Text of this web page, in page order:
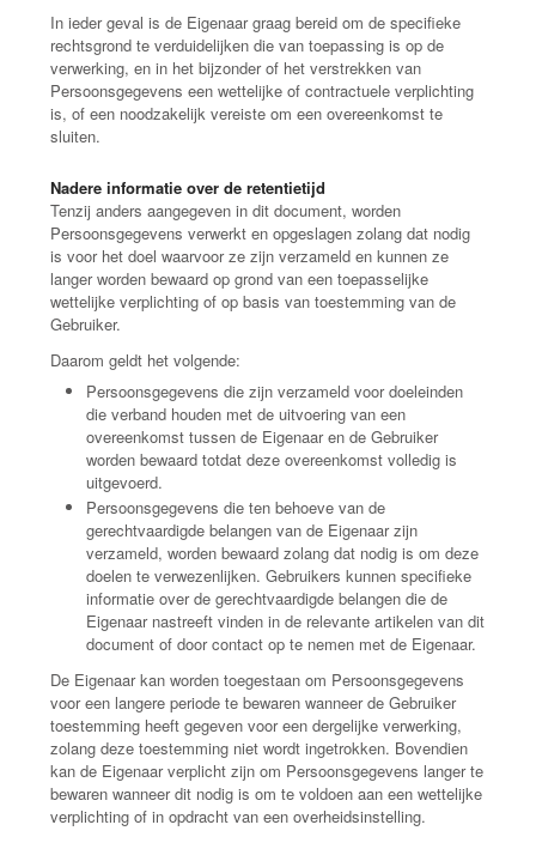
In ieder geval is de Eigenaar graag bereid om de specifieke
rechtsgrond te verduidelijken die van toepassing is op de
verwerking, en in het bijzonder of het verstrekken van
Persoonsgegevens een wettelijke of contractuele verplichting
is, of een noodzakelijk vereiste om een overeenkomst te
sluiten.
Nadere informatie over de retentietijd
Tenzij anders aangegeven in dit document, worden
Persoonsgegevens verwerkt en opgeslagen zolang dat nodig
is voor het doel waarvoor ze zijn verzameld en kunnen ze
langer worden bewaard op grond van een toepasselijke
wettelijke verplichting of op basis van toestemming van de
Gebruiker.
Daarom geldt het volgende:
Persoonsgegevens die zijn verzameld voor doeleinden
die verband houden met de uitvoering van een
overeenkomst tussen de Eigenaar en de Gebruiker
worden bewaard totdat deze overeenkomst volledig is
uitgevoerd.
Persoonsgegevens die ten behoeve van de
gerechtvaardigde belangen van de Eigenaar zijn
verzameld, worden bewaard zolang dat nodig is om deze
doelen te verwezenlijken. Gebruikers kunnen specifieke
informatie over de gerechtvaardigde belangen die de
Eigenaar nastreeft vinden in de relevante artikelen van dit
document of door contact op te nemen met de Eigenaar.
De Eigenaar kan worden toegestaan om Persoonsgegevens
voor een langere periode te bewaren wanneer de Gebruiker
toestemming heeft gegeven voor een dergelijke verwerking,
zolang deze toestemming niet wordt ingetrokken. Bovendien
kan de Eigenaar verplicht zijn om Persoonsgegevens langer te
bewaren wanneer dit nodig is om te voldoen aan een wettelijke
verplichting of in opdracht van een overheidsinstelling.